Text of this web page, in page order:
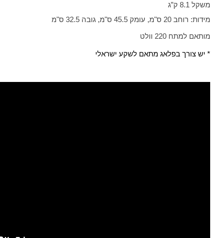
משקל 8.1 ק”ג
מידות: רוחב 20 ס"מ, עומק 45.5 ס"מ, גובה 32.5 ס"מ
מותאם למתח 220 וולט
* יש צורך בפלאג מתאם לשקע ישראלי